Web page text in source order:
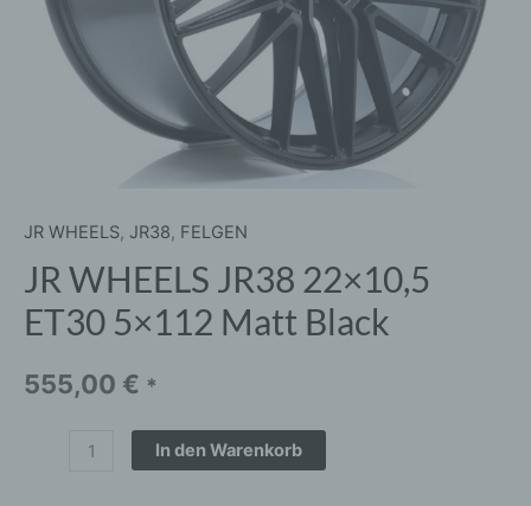
JR WHEELS, JR38, FELGEN
JR WHEELS JR38 22×10,5
ET30 5×112 Matt Black
555,00 € *
In den Warenkorb